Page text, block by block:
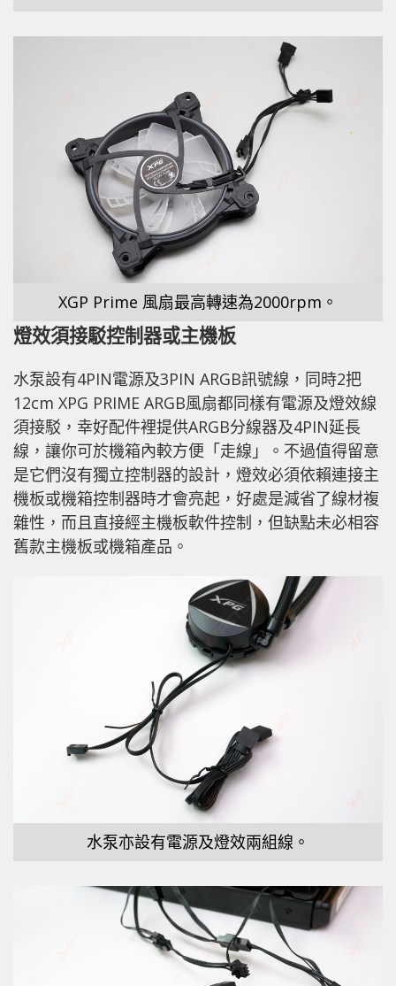
XGP Prime 風扇最高轉速為2000rpm。
燈效須接駁控制器或主機板
水泵設有4PIN電源及3PIN ARGB訊號線，同時2把
12cm XPG PRIME ARGB風扇都同樣有電源及燈效線
須接駁，幸好配件裡提供ARGB分線器及4PIN延長
線，讓你可於機箱內較方便「走線」。不過值得留意
是它們沒有獨立控制器的設計，燈效必須依賴連接主
機板或機箱控制器時才會亮起，好處是減省了線材複
雜性，而且直接經主機板軟件控制，但缺點未必相容
舊款主機板或機箱產品。
水泵亦設有電源及燈效兩組線。